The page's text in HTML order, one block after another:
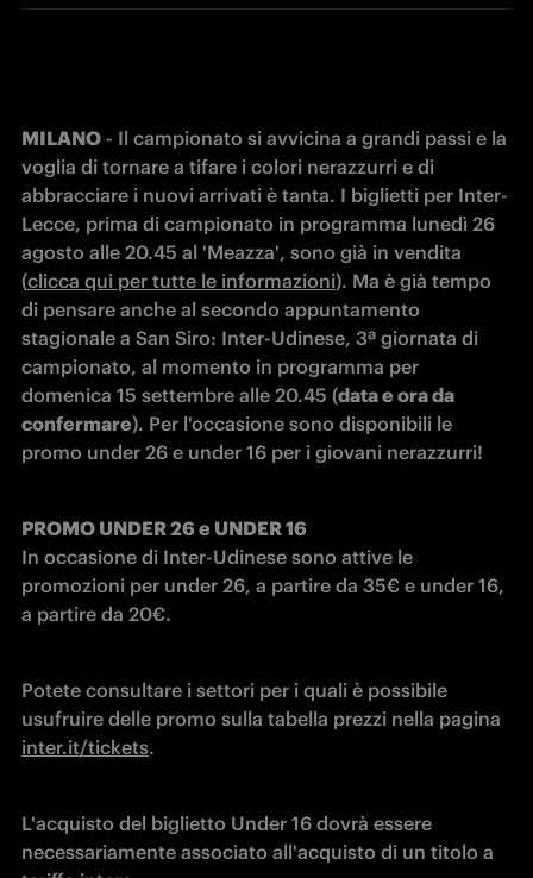
MILANO - Il campionato si avvicina a grandi passi e la
voglia di tornare a tifare i colori nerazzurri e di
abbracciare i nuovi arrivati è tanta. I biglietti per Inter-
Lecce, prima di campionato in programma lunedì 26
agosto alle 20.45 al 'Meazza', sono già in vendita
(clicca qui per tutte le informazioni). Ma è già tempo
di pensare anche al secondo appuntamento
stagionale a San Siro: Inter-Udinese, 3ª giornata di
campionato, al momento in programma per
domenica 15 settembre alle 20.45 (data e ora da
confermare). Per l'occasione sono disponibili le
promo under 26 e under 16 per i giovani nerazzurri!
PROMO UNDER 26 e UNDER 16
In occasione di Inter-Udinese sono attive le
promozioni per under 26, a partire da 35€ e under 16,
a partire da 20€.
Potete consultare i settori per i quali è possibile
inter.it/tickets.
L'acquisto del biglietto Under 16 dovrà essere
necessariamente associato all'acquisto di un titolo a